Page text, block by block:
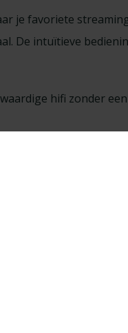
je favoriete
De intuïtieve
hifi zonder